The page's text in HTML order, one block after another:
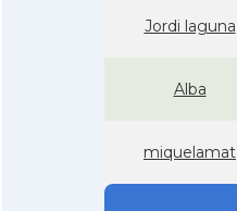
Jordi laguna
Alba
miquelamat